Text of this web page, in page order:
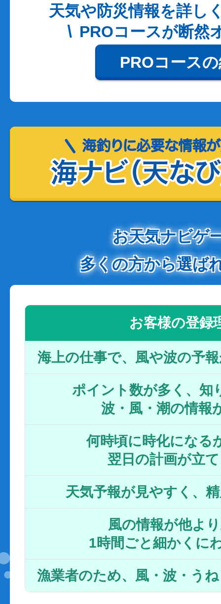
天気や防災情報を詳し
PROコースが断然
PROコース
お天気ナビゲ
多くの方から選ば
お客様の登録
海上の仕事で、風や波の予
ポイント数が多く、知
波・風・潮の情報
何時頃に時化になる
翌日の計画が立
天気予報が見やすく、
風の情報が他よ
1時間ごと細かくに
漁業者のため、風・波・う